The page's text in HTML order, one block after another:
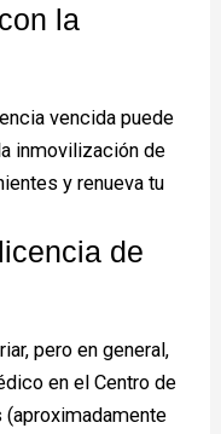
la
vencida puede
inmovilización de
y renueva tu
de
pero en general,
en el Centro de